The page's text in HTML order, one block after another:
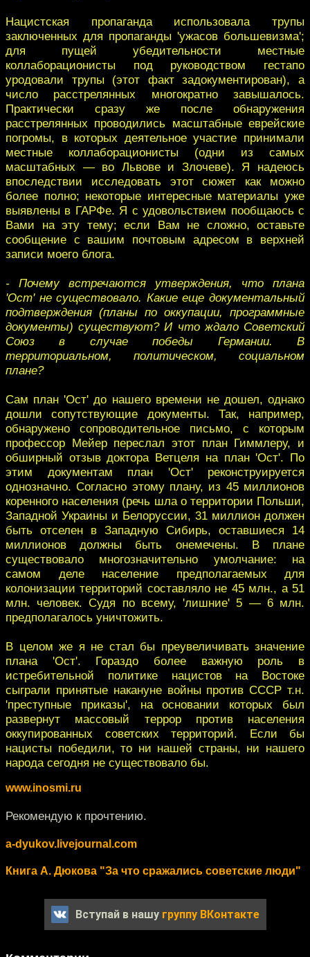
Нацистская пропаганда использовала трупы
заключенных для пропаганды 'ужасов большевизма';
для пущей убедительности местные
коллаборационисты под руководством гестапо
уродовали трупы (этот факт задокументирован), а
число расстрелянных многократно завышалось.
Практически сразу же после обнаружения
расстрелянных проводились масштабные еврейские
погромы, в которых деятельное участие принимали
местные коллаборационисты (одни из самых
масштабных — во Львове и Злочеве). Я надеюсь
впоследствии исследовать этот сюжет как можно
более полно; некоторые интересные материалы уже
выявлены в ГАРФе. Я с удовольствием пообщаюсь с
Вами на эту тему; если Вам не сложно, оставьте
сообщение с вашим почтовым адресом в верхней
записи моего блога.
- Почему встречаются утверждения, что плана
'Ост' не существовало. Какие еще документальный
подтверждения (планы по оккупации, программные
документы) существуют? И что ждало Советский
Союз в случае победы Германии. В
территориальном, политическом, социальном
плане?
Сам план 'Ост' до нашего времени не дошел, однако
дошли сопутствующие документы. Так, например,
обнаружено сопроводительное письмо, с которым
профессор Мейер переслал этот план Гиммлеру, и
обширный отзыв доктора Ветцеля на план 'Ост'. По
этим документам план 'Ост' реконструируется
однозначно. Согласно этому плану, из 45 миллионов
коренного населения (речь шла о территории Польши,
Западной Украины и Белоруссии, 31 миллион должен
быть отселен в Западную Сибирь, оставшиеся 14
миллионов должны быть онемечены. В плане
существовало многозначительно умолчание: на
самом деле население предполагаемых для
колонизации территорий составляло не 45 млн., а 51
млн. человек. Судя по всему, 'лишние' 5 — 6 млн.
предполагалось уничтожить.
В целом же я не стал бы преувеличивать значение
плана 'Ост'. Гораздо более важную роль в
истребительной политике нацистов на Востоке
сыграли принятые накануне войны против СССР т.н.
'преступные приказы', на основании которых был
развернут массовый террор против населения
оккупированных советских территорий. Если бы
нацисты победили, то ни нашей страны, ни нашего
народа сегодня не существовало бы.
www.inosmi.ru
Рекомендую к прочтению.
a-dyukov.livejournal.com
Книга А. Дюкова "За что сражались советские люди"
Вступай в нашу группу ВКонтакте